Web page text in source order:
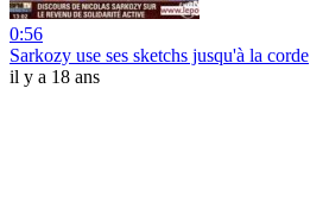
0:56
Sarkozy use ses sketchs jusqu'à la corde
il y a 18 ans